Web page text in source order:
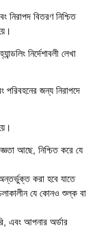
নিরাপদ বিতরণ নিশ্চিত
নির্দেশাবলী লেখা
জন্য নিরাপদে
আছে, নিশ্চিত করে যে
করা হবে যাতে
যে কোনও শুল্ক বা
এবং আপনার অর্ডার